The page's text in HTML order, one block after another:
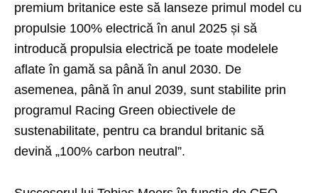
premium britanice este să lanseze primul model cu
propulsie 100% electrică în anul 2025 și să
introducă propulsia electrică pe toate modelele
aflate în gamă sa până în anul 2030. De
asemenea, până în anul 2039, sunt stabilite prin
programul Racing Green obiectivele de
sustenabilitate, pentru ca brandul britanic să
devină „100% carbon neutral”.